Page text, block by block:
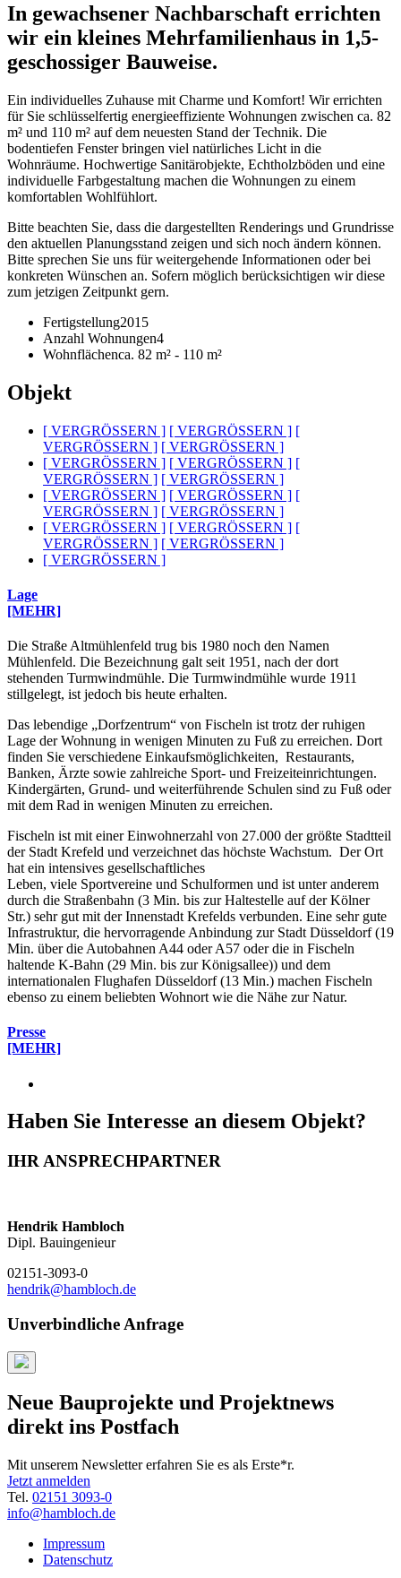
In gewachsener Nachbarschaft errichten
wir ein kleines Mehrfamilienhaus in 1,5-
geschossiger Bauweise.
Ein individuelles Zuhause mit Charme und Komfort! Wir errichten
für Sie schlüsselfertig energieeffiziente Wohnungen zwischen ca. 82
m² und 110 m² auf dem neuesten Stand der Technik. Die
bodentiefen Fenster bringen viel natürliches Licht in die
Wohnräume. Hochwertige Sanitärobjekte, Echtholzböden und eine
individuelle Farbgestaltung machen die Wohnungen zu einem
komfortablen Wohlfühlort.
Bitte beachten Sie, dass die dargestellten Renderings und Grundrisse
den aktuellen Planungsstand zeigen und sich noch ändern können.
Bitte sprechen Sie uns für weitergehende Informationen oder bei
konkreten Wünschen an. Sofern möglich berücksichtigen wir diese
zum jetzigen Zeitpunkt gern.
Fertigstellung2015
Anzahl Wohnungen4
Wohnflächenca. 82 m² - 110 m²
Objekt
[ VERGRÖSSERN ] [ VERGRÖSSERN ] [
VERGRÖSSERN ] [ VERGRÖSSERN ]
[ VERGRÖSSERN ] [ VERGRÖSSERN ] [
VERGRÖSSERN ] [ VERGRÖSSERN ]
[ VERGRÖSSERN ] [ VERGRÖSSERN ] [
VERGRÖSSERN ] [ VERGRÖSSERN ]
[ VERGRÖSSERN ] [ VERGRÖSSERN ] [
VERGRÖSSERN ] [ VERGRÖSSERN ]
[ VERGRÖSSERN ]
Lage
[MEHR]
Die Straße Altmühlenfeld trug bis 1980 noch den Namen
Mühlenfeld. Die Bezeichnung galt seit 1951, nach der dort
stehenden Turmwindmühle. Die Turmwindmühle wurde 1911
stillgelegt, ist jedoch bis heute erhalten.
Das lebendige „Dorfzentrum“ von Fischeln ist trotz der ruhigen
Lage der Wohnung in wenigen Minuten zu Fuß zu erreichen. Dort
finden Sie verschiedene Einkaufsmöglichkeiten, Restaurants,
Banken, Ärzte sowie zahlreiche Sport- und Freizeiteinrichtungen.
Kindergärten, Grund- und weiterführende Schulen sind zu Fuß oder
mit dem Rad in wenigen Minuten zu erreichen.
Fischeln ist mit einer Einwohnerzahl von 27.000 der größte Stadtteil
der Stadt Krefeld und verzeichnet das höchste Wachstum. Der Ort
hat ein intensives gesellschaftliches
Leben, viele Sportvereine und Schulformen und ist unter anderem
durch die Straßenbahn (3 Min. bis zur Haltestelle auf der Kölner
Str.) sehr gut mit der Innenstadt Krefelds verbunden. Eine sehr gute
Infrastruktur, die hervorragende Anbindung zur Stadt Düsseldorf (19
Min. über die Autobahnen A44 oder A57 oder die in Fischeln
haltende K-Bahn (29 Min. bis zur Königsallee)) und dem
internationalen Flughafen Düsseldorf (13 Min.) machen Fischeln
ebenso zu einem beliebten Wohnort wie die Nähe zur Natur.
Presse
[MEHR]
Haben Sie Interesse an diesem Objekt?
IHR ANSPRECHPARTNER
Hendrik Hambloch
Dipl. Bauingenieur
02151-3093-0
hendrik@hambloch.de
Unverbindliche Anfrage
Neue Bauprojekte und Projektnews
direkt ins Postfach
Mit unserem Newsletter erfahren Sie es als Erste*r.
Jetzt anmelden
Tel. 02151 3093-0
info@hambloch.de
Impressum
Datenschutz